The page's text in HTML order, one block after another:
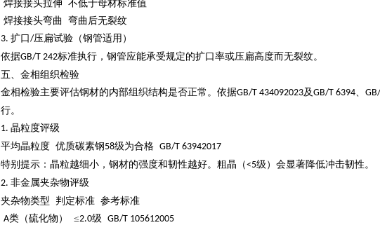
焊接接头拉伸 不低于母材标准值
焊接接头弯曲
弯曲后无裂纹
3. 扩口 /压扁试验（钢管适用）
依据GB/T 242标准执行，钢管应能承受规定的扩口率或压扁高度而无裂纹。
五、金相组织检验
金相检验主要评估钢材的内部组织结构是否正常。依据GB/T 434092023及GB/T 6394、
行。
1. 晶粒度评级
平均晶粒度 优质碳素钢 58级为合格 GB/T 63942017
特别提示：晶粒越细小，钢材的强度和韧性越好。粗晶（<5级）会显著降低冲击韧性。
2. 非金属夹杂物评级
夹杂物类型
判定标准 参考标准
A类（硫化物） ≤2.0级 GB/T 105612005